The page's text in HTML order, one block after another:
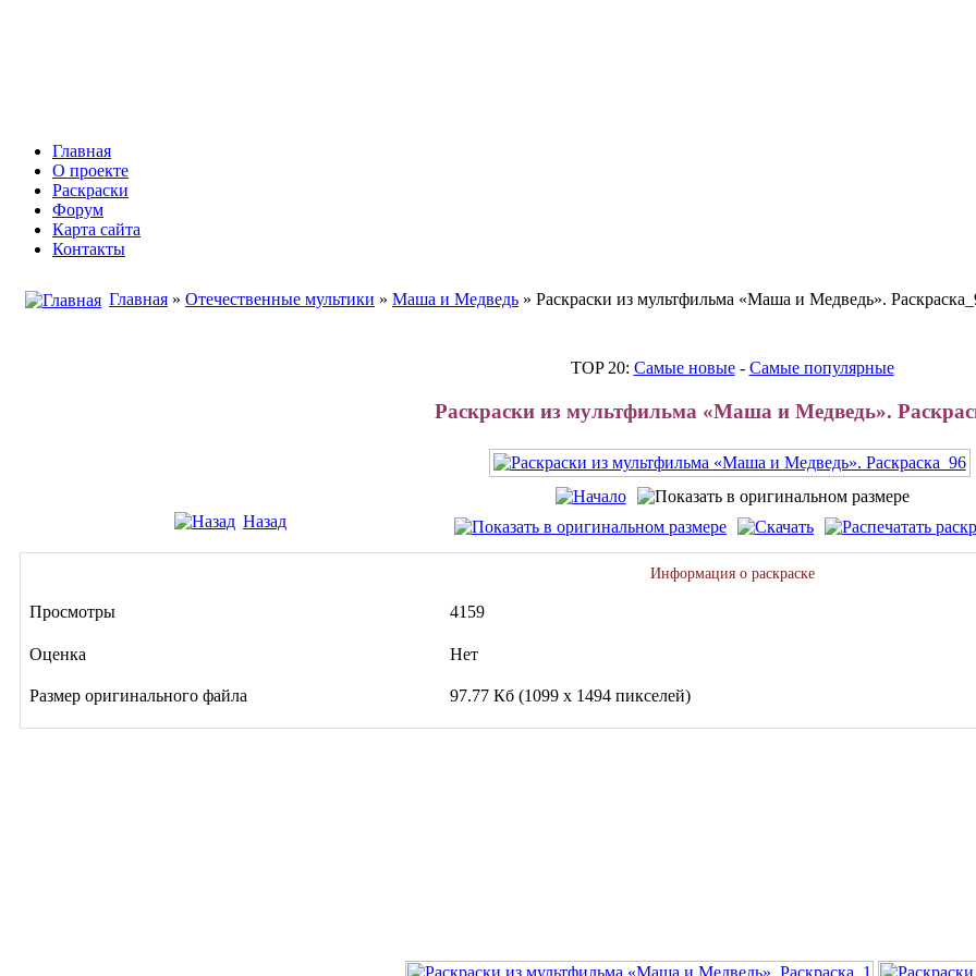
Главная
О проекте
Раскраски
Форум
Карта сайта
Контакты
Главная » Отечественные мультики » Маша и Медведь » Раскраски из мультфильма «Маша и Медведь».
TOP 20: Самые новые- Самые популярные
Раскраски из мультфильма «Маша и Медведь».
Назад
Информация о раскраске
Просмотры 4159
Оценка Нет
Размер оригинального файла 97.77 Кб (1099 x 1494 пикселей)